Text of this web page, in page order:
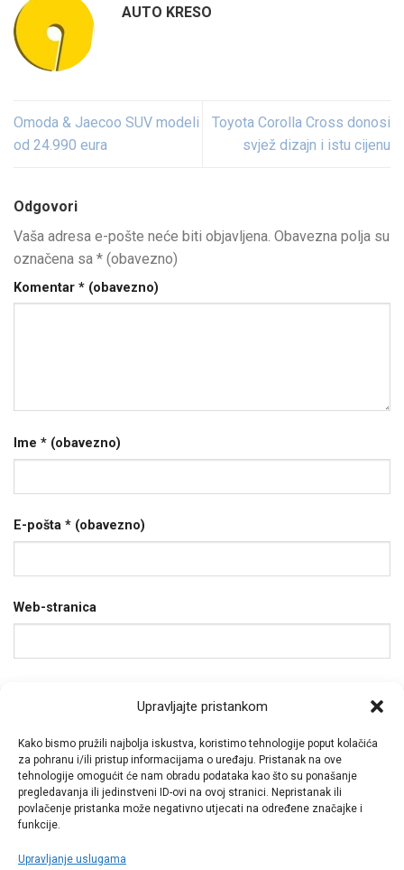
Upravljajte pristankom
Kako bismo pružili najbolja iskustva, koristimo tehnologije poput kolačića
za pohranu i/ili pristup informacijama o uređaju. Pristanak na ove
tehnologije omogućit će nam obradu podataka kao što su ponašanje
pregledavanja ili jedinstveni ID-ovi na ovoj stranici. Nepristanak ili
povlačenje pristanka može negativno utjecati na određene značajke i
funkcije.
Upravljanje uslugama
AUTO KRESO
Omoda & Jaecoo SUV modeli
od 24.990 eura
Toyota Corolla Cross donosi
svjež dizajn i istu cijenu
Odgovori
Vaša adresa e-pošte neće biti objavljena. Obavezna polja su
označena sa * (obavezno)
Komentar * (obavezno)
Ime * (obavezno)
E-pošta * (obavezno)
Web-stranica
komentirao.